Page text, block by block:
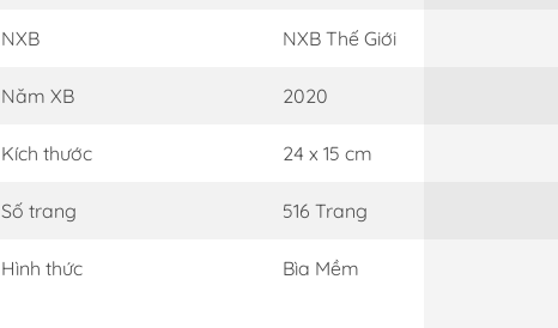
NXB NXB Thế Giới
Năm XB 2020
Kích thước 24 x 15 cm
Số trang 516 Trang
Hình thức Bìa Mềm